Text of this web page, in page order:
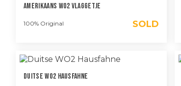
Amerikaans WO2 Vlaggetje
100% Original SOLD
Duitse WO2 Hausfahne